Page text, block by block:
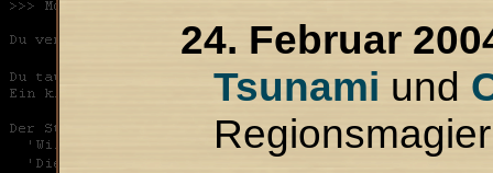
24. Februar
Tsunami und